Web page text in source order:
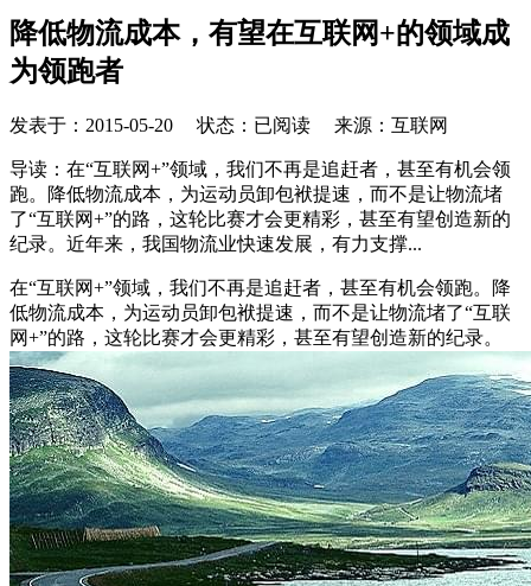
降低物流成本，有望在互联网+的领域成
为领跑者
发表于： 2015-05-20 状态：已阅读 来源：互联网
导读：在“互联网+”领域，我们不再是追赶者，甚至有机会领
跑。降低物流成本，为运动员卸包袱提速，而不是让物流堵
了“互联网+”的路，这轮比赛才会更精彩，甚至有望创造新的
纪录。近年来，我国物流业快速发展，有力支撑...
在“互联网+”领域，我们不再是追赶者，甚至有机会领跑。降
低物流成本，为运动员卸包袱提速，而不是让物流堵了“互联
网+”的路，这轮比赛才会更精彩，甚至有望创造新的纪录。